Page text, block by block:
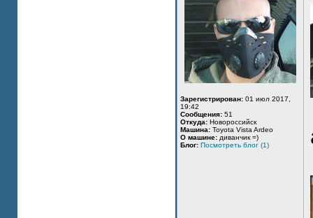
Зарегистрирован: 01 июл 2017,
19:42
Сообщения: 51
Откуда: Новороссийск
Машина: Toyota Vista Ardeo
О машине: диванчик =)
Блог: Посмотреть блог (1)